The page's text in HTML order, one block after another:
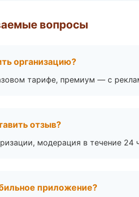
вопросы
организацию?
тарифе, премиум — с
отзыв?
модерация в течение 24
приложение?